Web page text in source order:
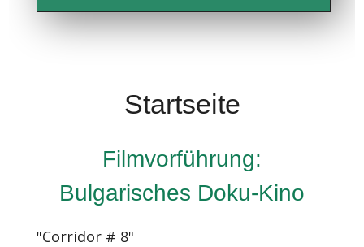
Startseite
Filmvorführung:
Bulgarisches Doku-Kino
"Corridor # 8"